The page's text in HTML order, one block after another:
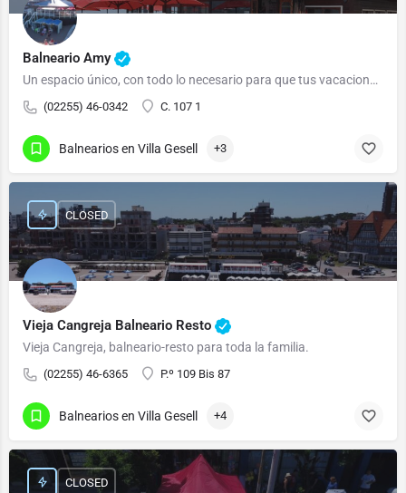
Balneario Amy
Un espacio único, con todo lo necesario para que tus vacaciones, sean ¡VACACIONES!
(02255) 46-0342 C. 107 1
Balnearios en Villa Gesell +3
Vieja Cangreja Balneario Resto
Vieja Cangreja, balneario-resto para toda la familia.
(02255) 46-6365 P.º 109 Bis 87
CLOSED
Balnearios en Villa Gesell +4
CLOSED